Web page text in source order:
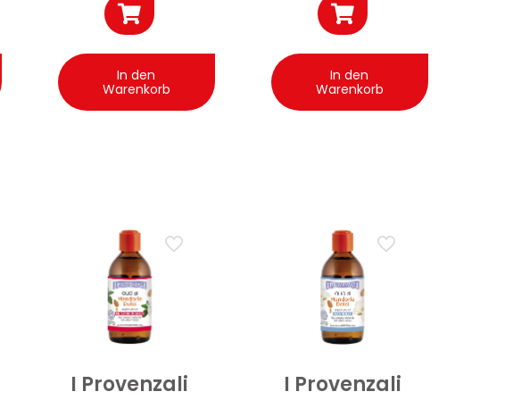
In den
Warenkorb
In den
Warenkorb
I Provenzali
I Provenzali